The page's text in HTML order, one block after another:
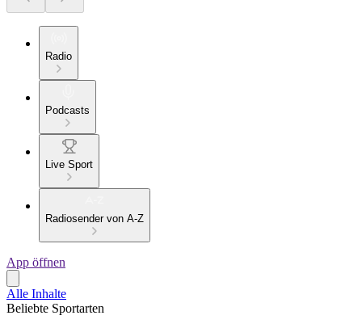
Radio
Podcasts
Live Sport
Radiosender von A-Z
App öffnen
Alle Inhalte
Beliebte Sportarten